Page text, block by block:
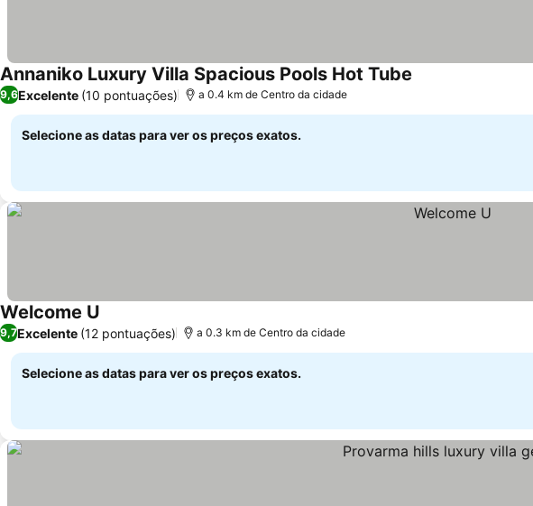
Annaniko Luxury Villa Spacious Pools Hot Tube
9,6Excelente (10 pontuações) a 0.4 km de Centro da cidade
Selecione as datas para ver os preços exatos.
Welcome U
9,7Excelente (12 pontuações) a 0.3 km de Centro da cidade
Selecione as datas para ver os preços exatos.